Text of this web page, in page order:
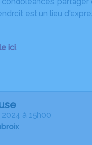
est un lieu
ici.
2024 à 15h00